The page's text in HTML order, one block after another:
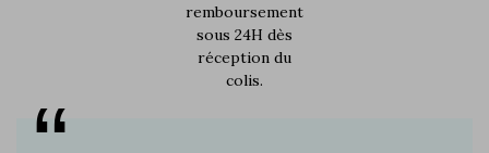
remboursement
sous 24H dès
réception du
colis.